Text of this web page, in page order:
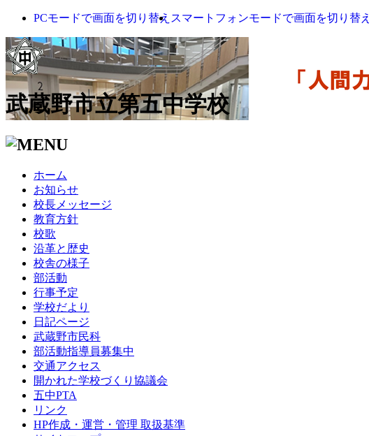
PCモードで画面を切り替え スマートフォンモードで画面を切り替え
武蔵野市立第五中学校
ホーム
お知らせ
校長メッセージ
教育方針
校歌
沿革と歴史
校舎の様子
部活動
行事予定
学校だより
日記ページ
武蔵野市民科
部活動指導員募集中
交通アクセス
開かれた学校づくり協議会
五中PTA
リンク
HP作成・運営・管理 取扱基準